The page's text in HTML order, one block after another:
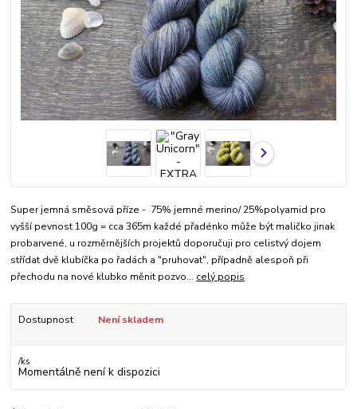
Super jemná směsová příze - 75% jemné merino/ 25%polyamid pro
vyšší pevnost 100g = cca 365m každé přadénko může být maličko jinak
probarvené, u rozměrnějších projektů doporučuji pro celistvý dojem
střídat dvě klubíčka po řadách a "pruhovat", případně alespoň při
přechodu na nové klubko měnit pozvo... celý popis
Dostupnost Není skladem
/ks
Momentálně není k dispozici